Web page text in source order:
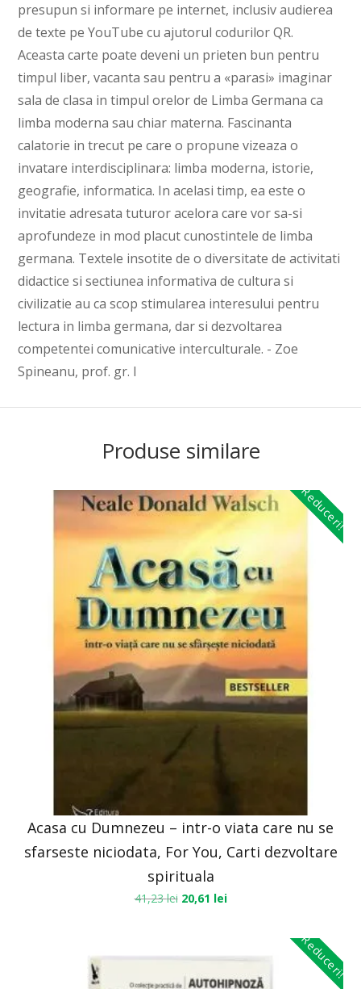
presupun si informare pe internet, inclusiv audierea
de texte pe YouTube cu ajutorul codurilor QR.
Aceasta carte poate deveni un prieten bun pentru
timpul liber, vacanta sau pentru a «parasi» imaginar
sala de clasa in timpul orelor de Limba Germana ca
limba moderna sau chiar materna. Fascinanta
calatorie in trecut pe care o propune vizeaza o
invatare interdisciplinara: limba moderna, istorie,
geografie, informatica. In acelasi timp, ea este o
invitatie adresata tuturor acelora care vor sa-si
aprofundeze in mod placut cunostintele de limba
germana. Textele insotite de o diversitate de activitati
didactice si sectiunea informativa de cultura si
civilizatie au ca scop stimularea interesului pentru
lectura in limba germana, dar si dezvoltarea
competentei comunicative interculturale. - Zoe
Spineanu, prof. gr. I
Produse similare
Reduceri!
Acasa cu Dumnezeu – intr-o viata care nu se
sfarseste niciodata, For You, Carti dezvoltare
spirituala
41,23lei 20,61 lei
Reduceri!